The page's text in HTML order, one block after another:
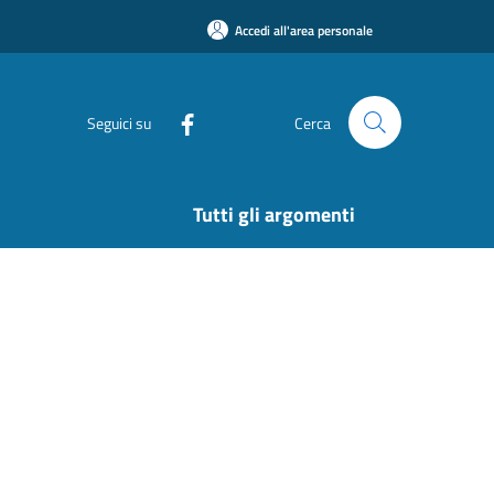
Accedi all'area personale
Seguici su Cerca
Tutti gli argomenti